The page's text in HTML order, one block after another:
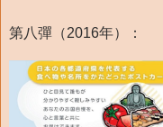
第八彈（2016年）：